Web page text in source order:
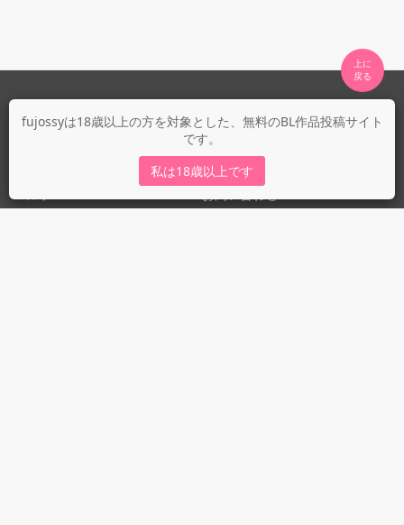
fujossyは18歳以上の方を対象とした、無料のBL作品投稿サイト
です。
私は18歳以上です
上に
fujossyについて
fujossy運営ブログ